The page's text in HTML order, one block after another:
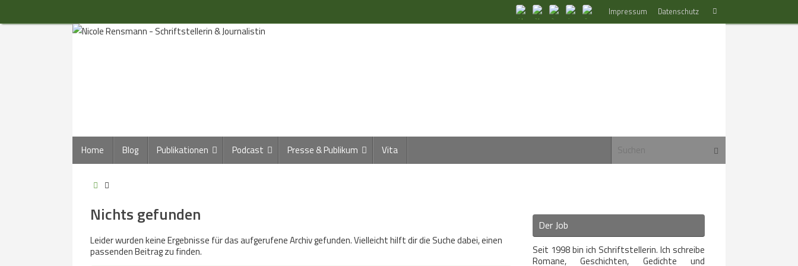
Inhalt
Impressum Datenschutz
nach:
Suchen
Inhalt
springen
Home Blog Publikationen Podcast Presse & Publikum Vita Suchen
Start
Nichts gefunden
Leider wurden keine Ergebnisse für das aufgerufene Archiv gefunden. Vielleicht hilft dir die Suche dabei, einen
passenden Beitrag zu finden.
Der Job
Seit 1998 bin ich Schriftstellerin. Ich schreibe
Romane, Geschichten, Gedichte und